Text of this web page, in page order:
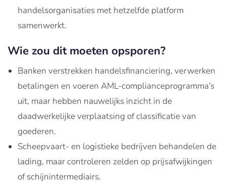
handelsorganisaties met hetzelfde platform
samenwerkt.
Wie zou dit moeten opsporen?
Banken verstrekken handelsfinanciering, verwerken
betalingen en voeren AML-complianceprogramma’s
uit, maar hebben nauwelijks inzicht in de
daadwerkelijke verplaatsing of classificatie van
goederen.
Scheepvaart- en logistieke bedrijven behandelen de
lading, maar controleren zelden op prijsafwijkingen
of schijnintermediairs.